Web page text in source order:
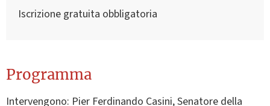
Iscrizione gratuita obbligatoria
Programma
Intervengono: Pier Ferdinando Casini, Senatore della